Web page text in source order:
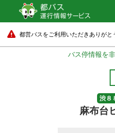
都営バスをご利用いただきありがと
バス停情報を
渋８
麻布台